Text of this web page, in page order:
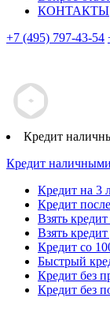
КОНТАКТЫ
+7 (495) 797-43-54
Кредит
Кредит
Кредит на 3
Кредит
Взять
Взять
Кредит со
Быстрый
Кредит без
Кредит без